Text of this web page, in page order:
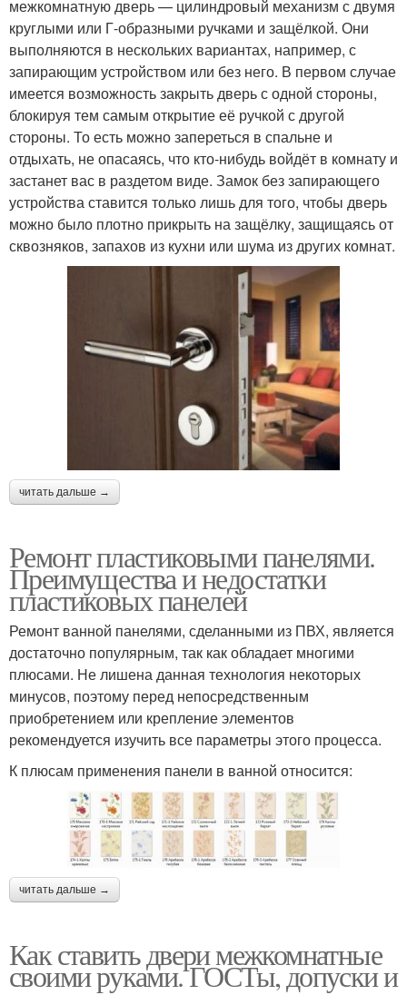
межкомнатную дверь — цилиндровый механизм с двумя
круглыми или Г-образными ручками и защёлкой. Они
выполняются в нескольких вариантах, например, с
запирающим устройством или без него. В первом случае
имеется возможность закрыть дверь с одной стороны,
блокируя тем самым открытие её ручкой с другой
стороны. То есть можно запереться в спальне и
отдыхать, не опасаясь, что кто-нибудь войдёт в комнату и
застанет вас в раздетом виде. Замок без запирающего
устройства ставится только лишь для того, чтобы дверь
можно было плотно прикрыть на защёлку, защищаясь от
сквозняков, запахов из кухни или шума из других комнат.
читать дальше →
Ремонт пластиковыми панелями.
Преимущества и недостатки
пластиковых панелей
Ремонт ванной панелями, сделанными из ПВХ, является
достаточно популярным, так как обладает многими
плюсами. Не лишена данная технология некоторых
минусов, поэтому перед непосредственным
приобретением или крепление элементов
рекомендуется изучить все параметры этого процесса.
К плюсам применения панели в ванной относится:
читать дальше →
Как ставить двери межкомнатные
своими руками. ГОСТы, допуски и